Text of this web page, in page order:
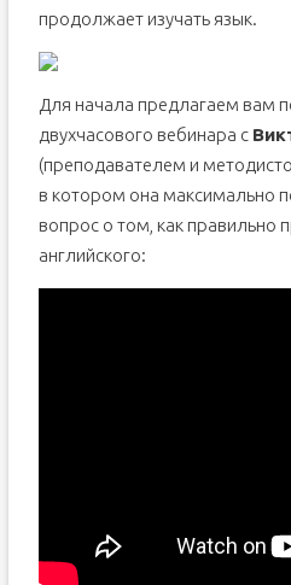
продолжает изучать язык.
Для начала предлагаем вам
двухчасового вебинара с
(преподавателем и
в котором она максимально
вопрос о том, как правильно
английского: